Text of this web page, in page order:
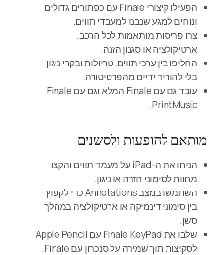
הפעילו קיצורי Finale עם כפתורים גדולים
ונוחים למגע שנבנו למעבדי תווים.
צרו פריסות מותאמות לכל הרכב,
ארטיקולציה או סגנון הזנה.
החליפו בין ערכי תווים, טריולות ובקרי ניגון
בלי להוריד ידיים מהפרטיטורה.
עובד גם עם Finale המלא וגם עם Finale
PrintMusic.
מותאם להופעות ולסשנים
הניחו את ה-iPad על מעמד תווים והקצו
מחוות לסימוני חזרה או ניגון.
השתמשו במצב Annotations כדי לקפוץ
בין סימוני דינמיקה או ארטיקולציה במהלך
סשן.
שלבו את Finale KeyPad עם Apple Pencil
לסקיצות תוך שמירה על סנכרון עם Finale.